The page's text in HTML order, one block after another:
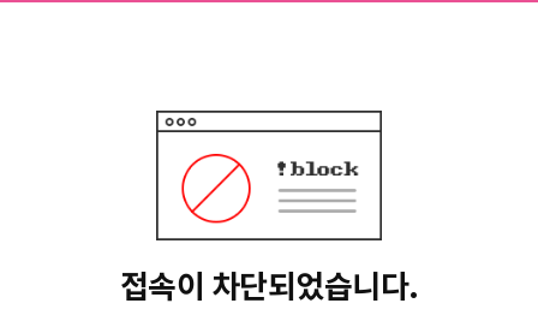
접속이 차단되었습니다.